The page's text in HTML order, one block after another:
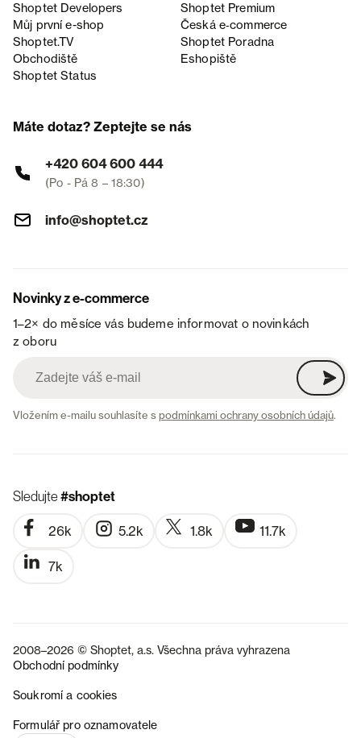
Shoptet Developers
Shoptet Premium
Můj první e-shop
Česká e‑commerce
Shoptet.TV
Shoptet Poradna
Obchodiště
Eshopiště
Shoptet Status
Máte dotaz? Zeptejte se nás
+420 604 600 444
(Po - Pá 8 – 18:30)
info@shoptet.cz
Novinky z e-commerce
1–2× do měsíce vás budeme informovat o novinkách
z oboru
Vložením e-mailu souhlasíte spodmínkami ochrany osobních údajů.
Sledujte#shoptet
26k 5.2k 1.8k 11.7k
7k
2008–2026 © Shoptet, a.s. Všechna práva vyhrazena
Obchodní podmínky
Soukromí a cookies
Formulář pro oznamovatele